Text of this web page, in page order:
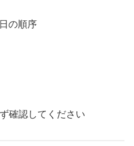
の順序
確認してください